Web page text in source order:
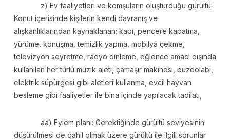
z) Ev faaliyetleri ve komşuların oluşturduğu gürültü:
Konut içerisinde kişilerin kendi davranış ve
alışkanlıklarından kaynaklanan; kapı, pencere kapatma,
yürüme, konuşma, temizlik yapma, mobilya çekme,
televizyon seyretme, radyo dinleme, eğlence amacı dışında
kullanılan her türlü müzik aleti, çamaşır makinesi, buzdolabı,
elektrik süpürgesi gibi aletleri kullanma, evcil hayvan
besleme gibi faaliyetler ile bina içinde yapılacak tadilatı,
aa) Eylem planı: Gerektiğinde gürültü seviyesinin
düşürülmesi de dahil olmak üzere gürültü ile ilgili sorunlar